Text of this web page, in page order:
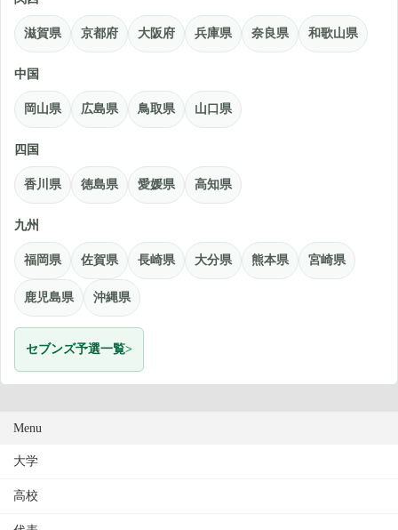
滋賀県 京都府 大阪府 兵庫県 奈良県 和歌山県
中国
岡山県 広島県 鳥取県 山口県
四国
香川県 徳島県 愛媛県 高知県
九州
福岡県 佐賀県 長崎県 大分県 熊本県 宮崎県
鹿児島県 沖縄県
セブンズ予選一覧
Menu
大学
高校